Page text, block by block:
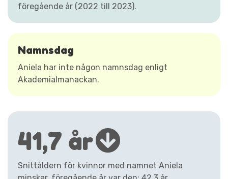
föregående år (2022 till 2023).
Namnsdag
Aniela har inte någon namnsdag enligt
Akademialmanackan.
41,7 år
Snittåldern för kvinnor med namnet Aniela